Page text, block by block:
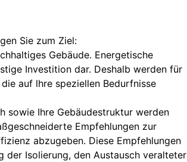
Sie zum Ziel:
Gebäude. Energetische
Investition dar. Deshalb werden für
auf lhre speziellen Bedurfnisse
sowie Ihre Gebäudestruktur werden
Empfehlungen zur
abzugeben. Diese Empfehlungen
der Isolierung, den Austausch veralteter